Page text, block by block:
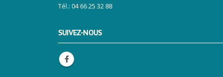
Tél.: 04 66 25 32 88
SUIVEZ-NOUS